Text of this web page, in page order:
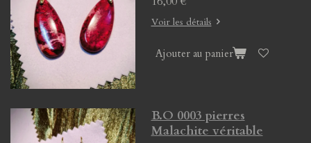
Voir les détails
Ajouter au panier
B.O 0003 pierres
Malachite véritable